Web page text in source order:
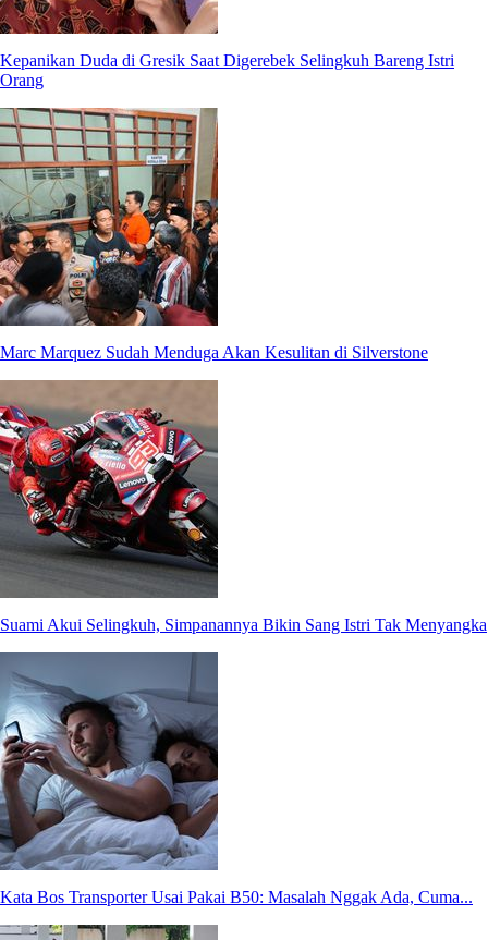
Kepanikan Duda di Gresik Saat Digerebek Selingkuh Bareng Istri
Orang
Marc Marquez Sudah Menduga Akan Kesulitan di Silverstone
Suami Akui Selingkuh, Simpanannya Bikin Sang Istri Tak Menyangka
Kata Bos Transporter Usai Pakai B50: Masalah Nggak Ada, Cuma...